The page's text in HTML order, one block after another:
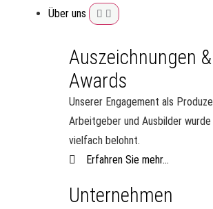
Über uns
Auszeichnungen &
Awards
Unserer Engagement als
Arbeitgeber und Ausbilder
vielfach belohnt.
Erfahren Sie mehr...
Unternehmen